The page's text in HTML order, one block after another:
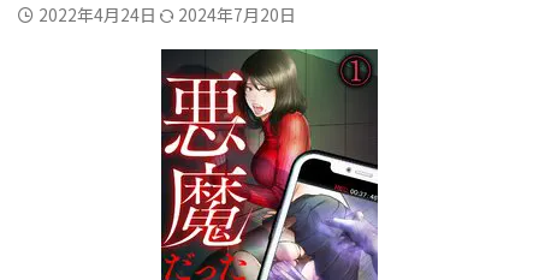
2022年4月24日 2024年7月20日